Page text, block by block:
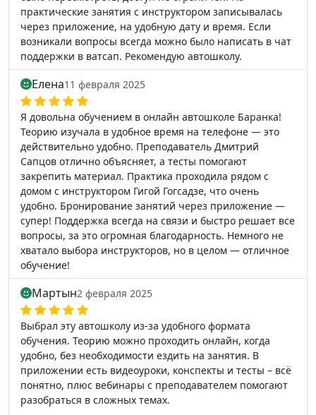
практические занятия с инструктором записывалась
через приложение, на удобную дату и время. Если
возникали вопросы всегда можно было написать в чат
поддержки в ватсап. Рекомендую автошколу.
Елена11 февраля 2025
Я довольна обучением в онлайн автошколе Баранка!
Теорию изучала в удобное время на телефоне — это
действительно удобно. Преподаватель Дмитрий
Сапцов отлично объясняет, а тесты помогают
закрепить материал. Практика проходила рядом с
домом с инструктором Гигой Гогсадзе, что очень
удобно. Бронирование занятий через приложение —
супер! Поддержка всегда на связи и быстро решает все
вопросы, за это огромная благодарность. Немного не
хватало выбора инструкторов, но в целом — отличное
обучение!
Мартын2 февраля 2025
Выбрал эту автошколу из-за удобного формата
обучения. Теорию можно проходить онлайн, когда
удобно, без необходимости ездить на занятия. В
приложении есть видеоуроки, конспекты и тесты – всё
понятно, плюс вебинары с преподавателем помогают
разобраться в сложных темах.